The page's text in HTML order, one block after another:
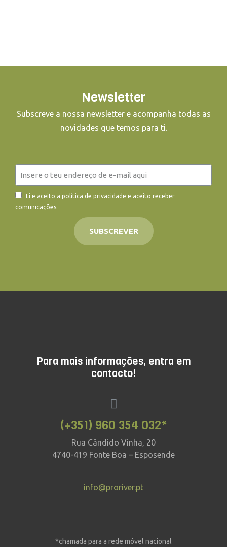
Newsletter
Subscreve a nossa newsletter e acompanha todas as
novidades que temos para ti.
Li e aceito a política de privacidade e aceito receber
comunicações.
SUBSCREVER
Para mais informações, entra em
contacto!
(+351) 960 354 032*
Rua Cândido Vinha, 20
4740-419 Fonte Boa – Esposende
info@proriver.pt
*chamada para a rede móvel nacional